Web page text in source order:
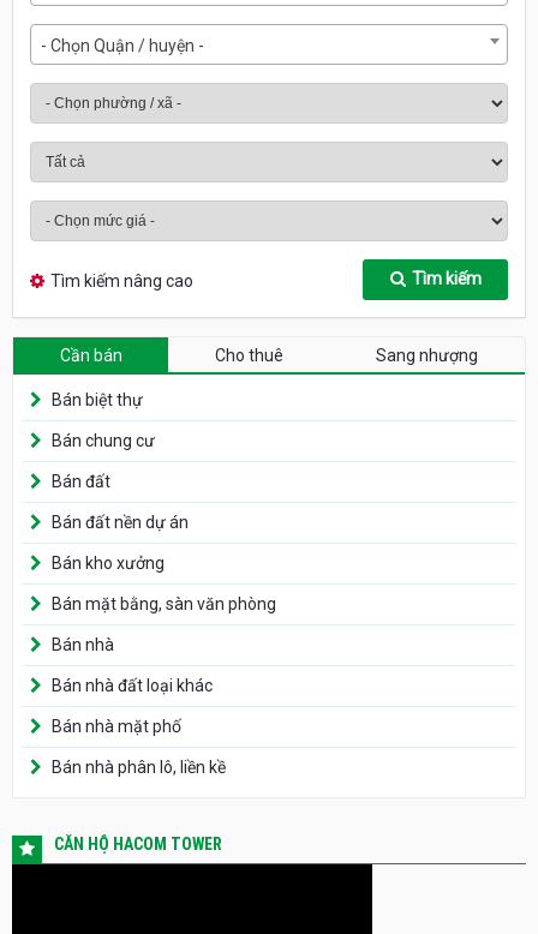
- Chọn Quận / huyện -
Tìm kiếm nâng cao Tìm kiếm
Cần bán Cho thuê Sang nhượng
Bán biệt thự
Bán chung cư
Bán đất
Bán đất nền dự án
Bán kho xưởng
Bán mặt bằng, sàn văn phòng
Bán nhà
Bán nhà đất loại khác
Bán nhà mặt phố
Bán nhà phân lô, liền kề
CĂN HỘ HACOM TOWER